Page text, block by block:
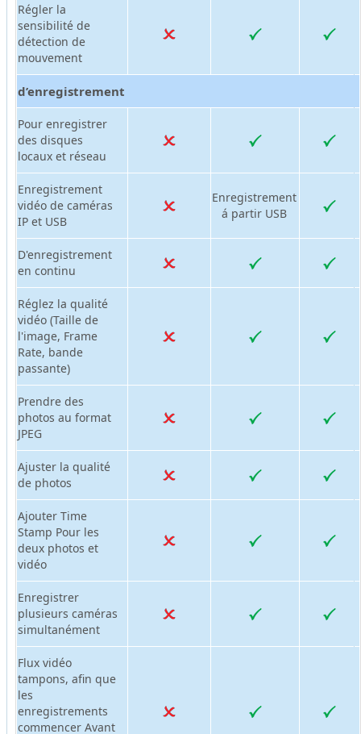
Régler la
sensibilité de
détection de
mouvement
d’enregistrement
Pour enregistrer
des disques
locaux et réseau
Enregistrement
vidéo de caméras
IP et USB
Enregistrement
á partir USB
D'enregistrement
en continu
Réglez la qualité
vidéo (Taille de
l'image, Frame
Rate, bande
passante)
Prendre des
photos au format
JPEG
Ajuster la qualité
de photos
Ajouter Time
Stamp Pour les
deux photos et
vidéo
Enregistrer
plusieurs caméras
simultanément
Flux vidéo
tampons, afin que
les
enregistrements
commencer Avant